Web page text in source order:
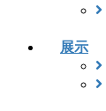
展示